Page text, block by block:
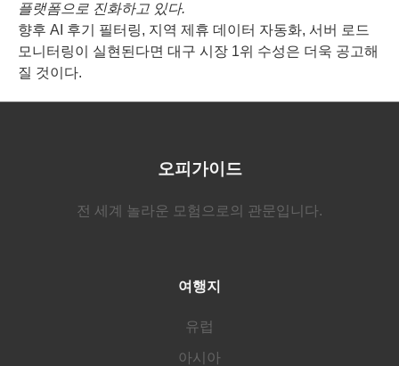
플랫폼으로 진화하고 있다.
향후 AI 후기 필터링, 지역 제휴 데이터 자동화, 서버 로드
모니터링이 실현된다면 대구 시장 1위 수성은 더욱 공고해
질 것이다.
오피가이드
전 세계 놀라운 모험으로의 관문입니다.
여행지
유럽
아시아